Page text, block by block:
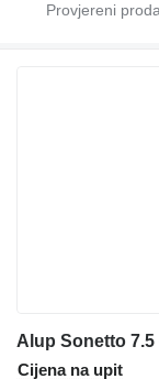
Cijena na upit